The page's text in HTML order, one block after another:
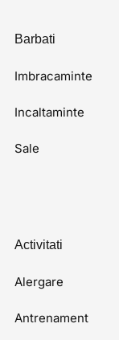
Barbati
Imbracaminte
Incaltaminte
Sale
Activitati
Alergare
Antrenament